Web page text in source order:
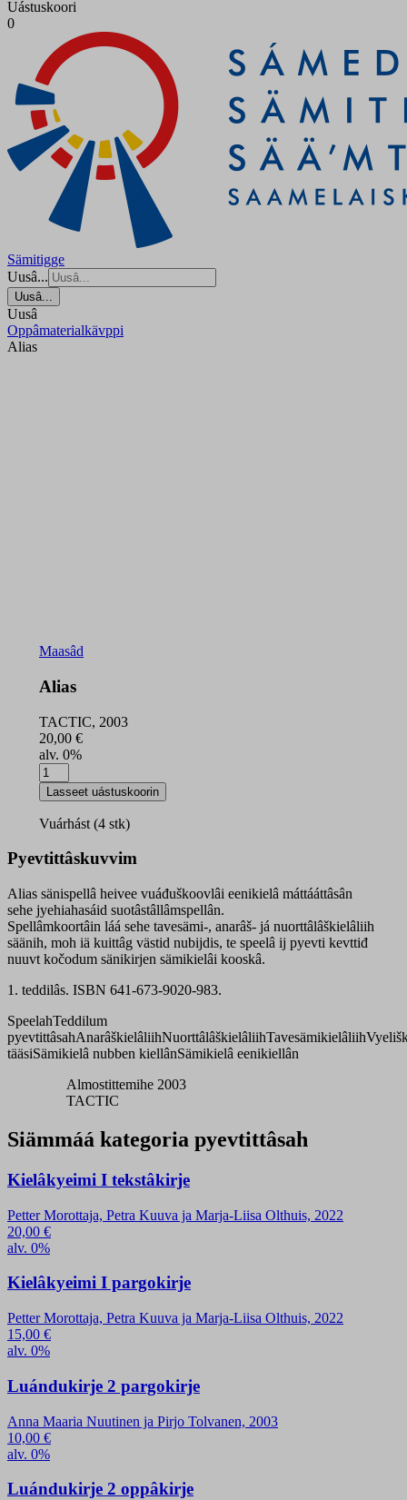
Uástuskoori
0
Sämitigge
Uusâ...
Uusâ...
Uusâ
Oppâmaterialkävppi
Alias
Maasâd
Alias
TACTIC, 2003
20,00 €
alv. 0%
Alias
quantity
Lasseet uástuskoorin
Vuárhást (4 stk)
Pyevtittâskuvvim
Alias sänispellâ heivee vuáđuškoovlâi eenikielâ máttááttâsân
sehe jyehiahasáid suotâstâllâmspellân.
Spellâmkoortâin láá sehe tavesämi-, anarâš- já nuorttâlâškielâliih
säänih, moh iä kuittâg västid nubijdis, te speelâ ij pyevti kevttiđ
nuuvt kočodum sänikirjen sämikielâi kooskâ.
1. teddilâs. ISBN 641-673-9020-983.
SpeelahTeddilum
pyevtittâsahAnarâškielâliihNuorttâlâškielâliihTavesämikielâliih
tääsiSämikielâ nubben kiellânSämikielâ eenikiellân
Almostittemihe 2003
TACTIC
Siämmáá kategoria pyevtittâsah
Kielâkyeimi I tekstâkirje
Petter Morottaja, Petra Kuuva ja Marja-Liisa Olthuis, 2022
20,00 €
alv. 0%
Kielâkyeimi I pargokirje
Petter Morottaja, Petra Kuuva ja Marja-Liisa Olthuis, 2022
15,00 €
alv. 0%
Luándukirje 2 pargokirje
Anna Maaria Nuutinen ja Pirjo Tolvanen, 2003
10,00 €
alv. 0%
Luándukirje 2 oppâkirje